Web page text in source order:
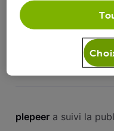
P
Bonjour, Si
évasion,
plepeer a suivi la